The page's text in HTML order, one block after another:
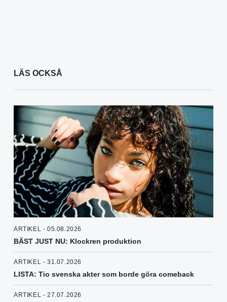
LÄS OCKSÅ
ARTIKEL - 05.08.2026
BÄST JUST NU: Klockren produktion
ARTIKEL - 31.07.2026
LISTA: Tio svenska akter som borde göra comeback
ARTIKEL - 27.07.2026